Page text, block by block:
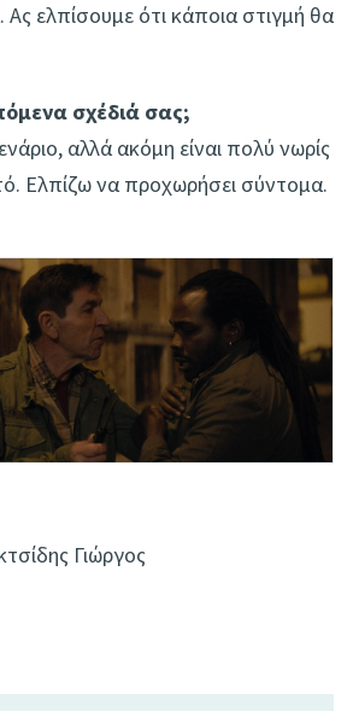
ελπίσουμε ότι κάποια στιγμή θα
σχέδιά σας;
αλλά ακόμη είναι πολύ νωρίς
Ελπίζω να προχωρήσει σύντομα.
Γιώργος